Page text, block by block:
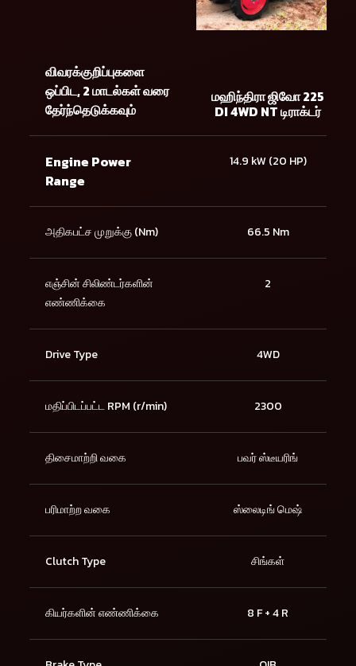
விவரக்குறிப்புகளை
ஒப்பிட, 2 மாடல்கள் வரை
தேர்ந்தெடுக்கவும்
மஹிந்திரா ஜிவோ 225
DI 4WD NT டிராக்டர்
Engine Power
Range
14.9 kW (20 HP)
அதிகபட்ச முறுக்கு (Nm) 66.5 Nm
எஞ்சின் சிலிண்டர்களின்
எண்ணிக்கை
2
Drive Type 4WD
மதிப்பிடப்பட்ட RPM (r/min) 2300
திசைமாற்றி வகை பவர் ஸ்டீயரிங்
பரிமாற்ற வகை ஸ்லைடிங் மெஷ்
Clutch Type சிங்கள்
கியர்களின் எண்ணிக்கை 8 F + 4 R